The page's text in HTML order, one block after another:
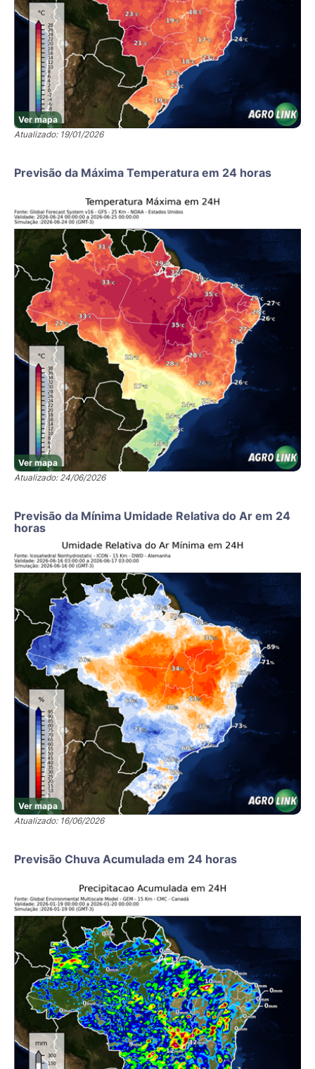
Ver mapa
Atualizado: 19/01/2026
Previsão da Máxima Temperatura em 24 horas
Ver mapa
Atualizado: 24/06/2026
Previsão da Mínima Umidade Relativa do Ar em 24
horas
Ver mapa
Atualizado: 16/06/2026
Previsão Chuva Acumulada em 24 horas